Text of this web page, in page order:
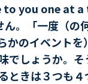
you one at
。「一度（の
かのイベント
でしょうか。そ
ときは３つも